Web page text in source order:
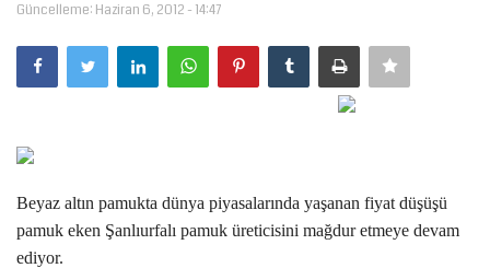
Şanlıurfa
Spor
Gündem
Güncelleme: Haziran 6, 2012 - 14:47
Beyaz altın pamukta dünya piyasalarında yaşanan fiyat düşüşü
pamuk eken Şanlıurfalı pamuk üreticisini mağdur etmeye devam
ediyor.